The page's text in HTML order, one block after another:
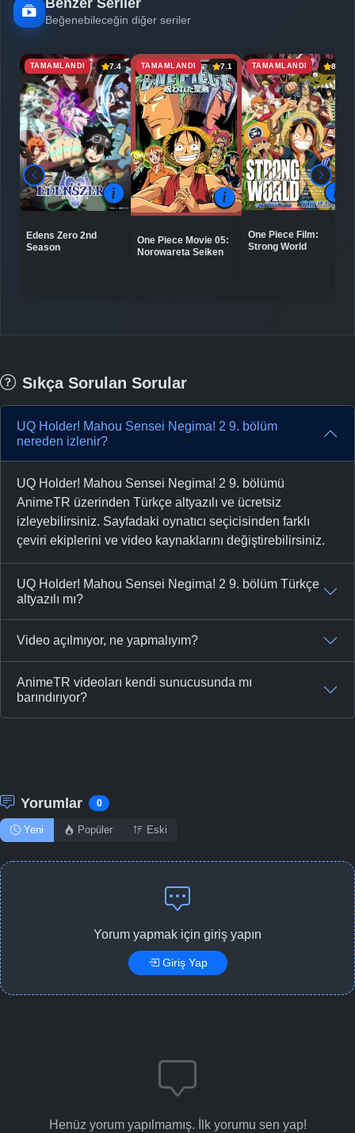
Beğenebileceğin diğer seriler
TAMAMLANDI 7.4
Edens Zero 2nd
Season
TAMAMLANDI 7.1
One Piece Movie 05:
Norowareta Seiken
TAMAMLANDI 8.0
One Piece Film:
Strong World
Sıkça Sorulan Sorular
UQ Holder! Mahou Sensei Negima! 2 9. bölüm
nereden izlenir?
UQ Holder! Mahou Sensei Negima! 2 9. bölümü
AnimeTR üzerinden Türkçe altyazılı ve ücretsiz
izleyebilirsiniz. Sayfadaki oynatıcı seçicisinden farklı
çeviri ekiplerini ve video kaynaklarını değiştirebilirsiniz.
UQ Holder! Mahou Sensei Negima! 2 9. bölüm Türkçe
altyazılı mı?
Video açılmıyor, ne yapmalıyım?
AnimeTR videoları kendi sunucusunda mı
barındırıyor?
Yorumlar 0
Yeni Popüler Eski
Yorum yapmak için giriş yapın
Giriş Yap
Henüz yorum yapılmamış. İlk yorumu sen yap!